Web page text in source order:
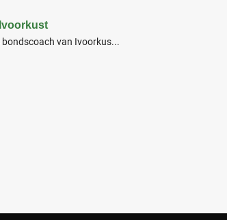
bondscoach van Ivoorkus...